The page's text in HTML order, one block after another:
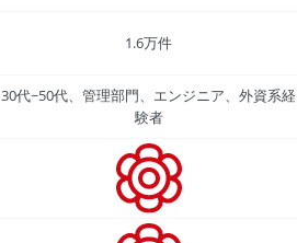
1.6万件
30代~50代、管理部門、エンジニア、外資系経
験者